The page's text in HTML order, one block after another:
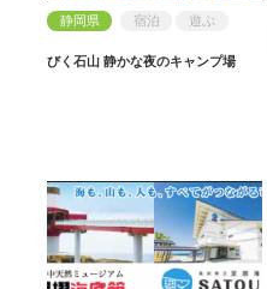
静岡県 宿泊 遊ぶ
びく石山 静かな夜のキャンプ場